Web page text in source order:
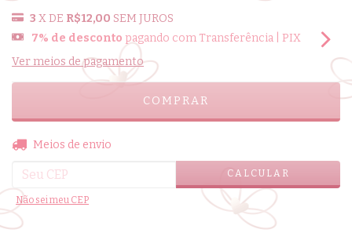
3 X DE R$12,00 SEM JUROS
7% de desconto pagando com Transferência | PIX
Ver meios de pagamento
Entregas para o CEP:
Meios de envio
CALCULAR
Não sei meu CEP